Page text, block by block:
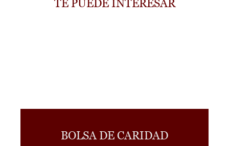
TE PUEDE INTERESAR
BOLSA DE CARIDAD